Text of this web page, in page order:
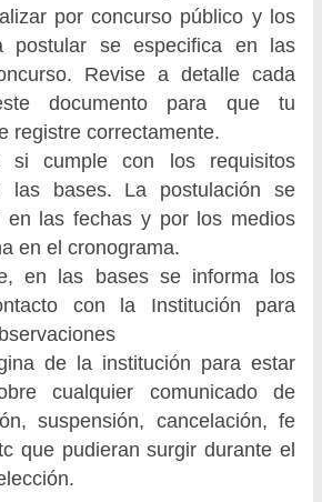
por concurso público y los
postular se especifica en las
Revise a detalle cada
documento para que tu
registre correctamente.
si cumple con los requisitos
las bases. La postulación se
en las fechas y por los medios
en el cronograma.
en las bases se informa los
con la Institución para
de la institución para estar
cualquier comunicado de
suspensión, cancelación, fe
que pudieran surgir durante el